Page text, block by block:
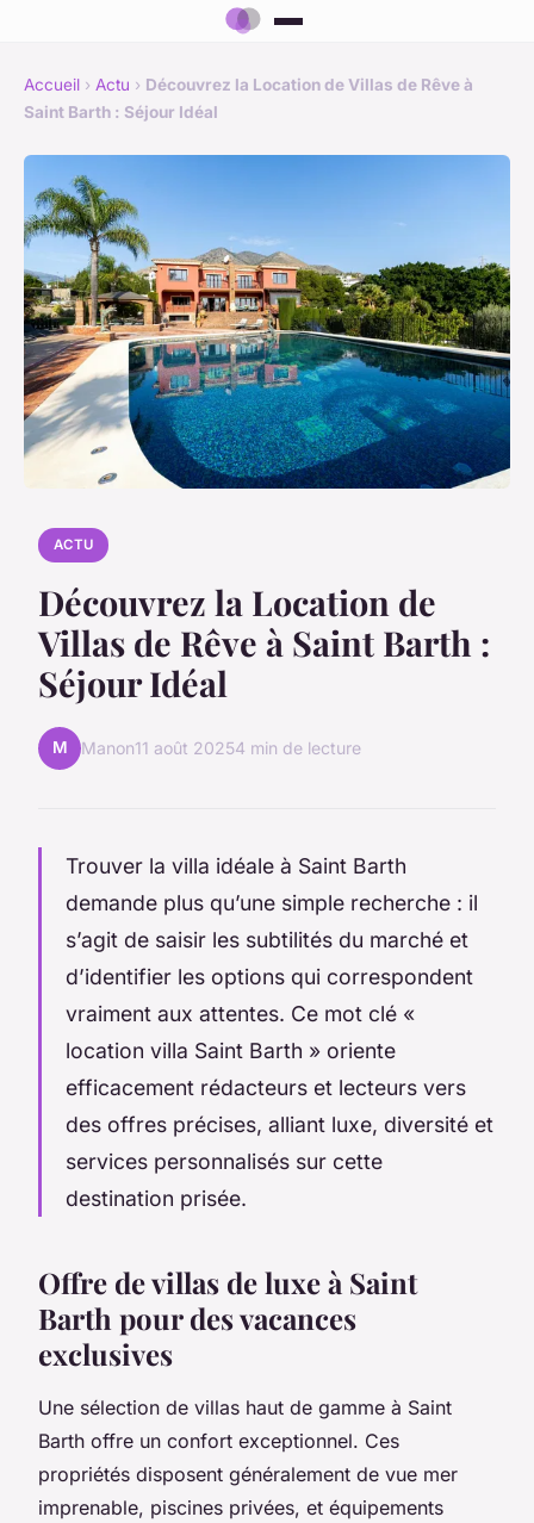
Accueil › Actu › Découvrez la Location de Villas de Rêve à
Saint Barth : Séjour Idéal
ACTU
Découvrez la Location de
Villas de Rêve à Saint Barth :
Séjour Idéal
M Manon11 août 20254 min de lecture
Trouver la villa idéale à Saint Barth
demande plus qu’une simple recherche : il
s’agit de saisir les subtilités du marché et
d’identifier les options qui correspondent
vraiment aux attentes. Ce mot clé «
location villa Saint Barth » oriente
efficacement rédacteurs et lecteurs vers
des offres précises, alliant luxe, diversité et
services personnalisés sur cette
destination prisée.
Offre de villas de luxe à Saint
Barth pour des vacances
exclusives
Une sélection de villas haut de gamme à Saint
Barth offre un confort exceptionnel. Ces
propriétés disposent généralement de vue mer
imprenable, piscines privées, et équipements